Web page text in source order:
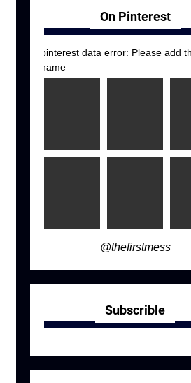
On Pinterest
pinterest data error: Please add
name
@thefirstmess
Subscrible